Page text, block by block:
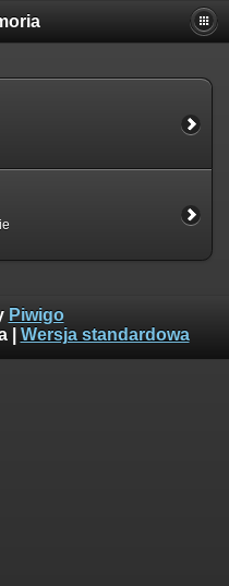
Piwigo
| Wersja standardowa